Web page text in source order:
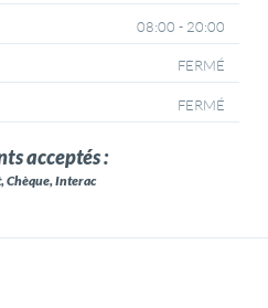
08:00 - 20:00
FERMÉ
FERMÉ
acceptés :
Chèque, Interac